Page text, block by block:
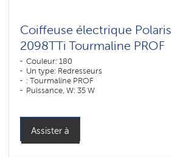
Coiffeuse électrique Polaris
2098TTi Tourmaline PROF
Couleur: 180
Un type: Redresseurs
: Tourmaline PROF
Puissance, W: 35 W
Assister à